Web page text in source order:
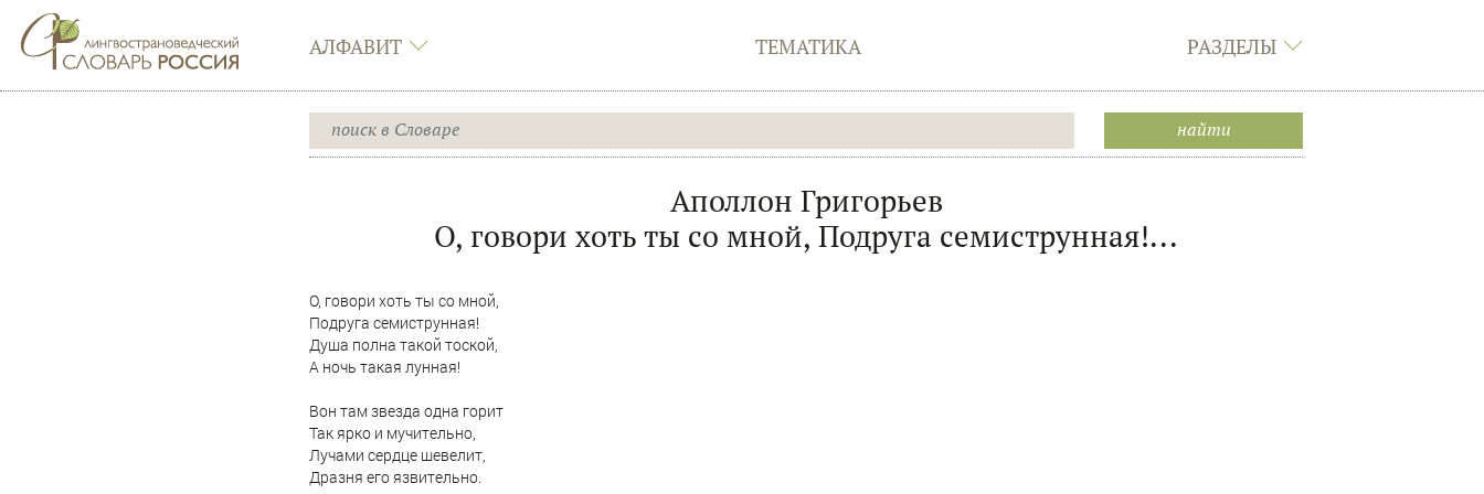
АЛФАВИТ ТЕМАТИКА РАЗДЕЛЫ
Аполлон Григорьев
О, говори хоть ты со мной, Подруга семиструнная!...
О, говори хоть ты со мной,
Подруга семиструнная!
Душа полна такой тоской,
А ночь такая лунная!
Вон там звезда одна горит
Так ярко и мучительно,
Лучами сердце шевелит,
Дразня его язвительно.